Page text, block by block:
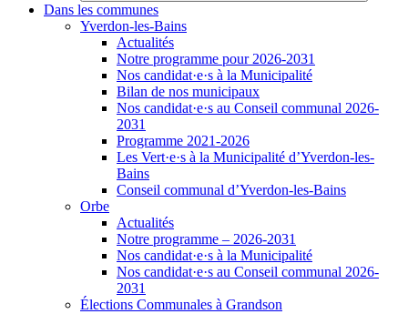
Dans les communes
Yverdon-les-Bains
Actualités
Notre programme pour 2026-2031
Nos candidat·e·s à la Municipalité
Bilan de nos municipaux
Nos candidat·e·s au Conseil communal 2026-
2031
Programme 2021-2026
Les Vert·e·s à la Municipalité d’Yverdon-les-
Bains
Conseil communal d’Yverdon-les-Bains
Orbe
Actualités
Notre programme – 2026-2031
Nos candidat·e·s à la Municipalité
Nos candidat·e·s au Conseil communal 2026-
2031
Élections Communales à Grandson